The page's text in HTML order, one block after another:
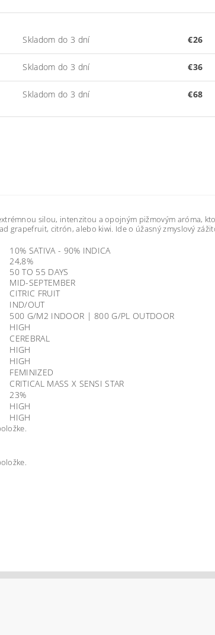
Skladom do 3 dní €26
Skladom do 3 dní €36
Skladom do 3 dní €68
silou, intenzitou a opojným pižmovým aróma,
grapefruit, citrón, alebo kiwi. Ide o úžasný zmyslový
10% SATIVA - 90% INDICA
24,8%
50 TO 55 DAYS
MID-SEPTEMBER
CITRIC FRUIT
IND/OUT
500 G/M2 INDOOR | 800 G/PL OUTDOOR
HIGH
CEREBRAL
HIGH
HIGH
FEMINIZED
CRITICAL MASS X SENSI STAR
23%
HIGH
HIGH